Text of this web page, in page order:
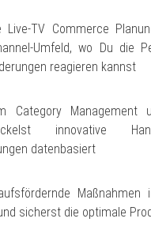
Live-TV Commerce
Umfeld, wo Du die
reagieren kannst
Category Management
innovative
datenbasiert
sicherst die optimale